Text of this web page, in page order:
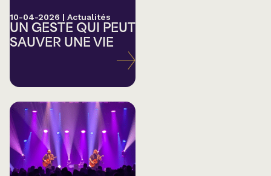
10-04-2026 | Actualités
UN GESTE QUI PEUT
SAUVER UNE VIE